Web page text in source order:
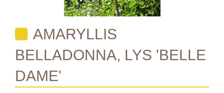
AMARYLLIS
BELLADONNA, LYS 'BELLE
DAME'